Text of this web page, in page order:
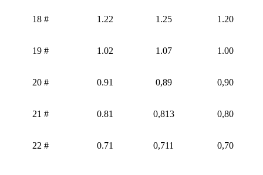
18 # 1.22 1.25 1.20
19 # 1.02 1.07 1.00
20 # 0.91 0,89 0,90
21 # 0.81 0,813 0,80
22 # 0.71 0,711 0,70